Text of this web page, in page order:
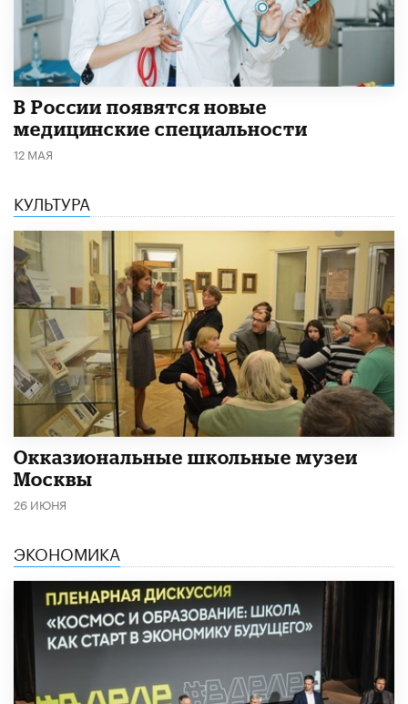
В России появятся новые
медицинские специальности
12 МАЯ
КУЛЬТУРА
​Окказиональные школьные музеи
Москвы
26 ИЮНЯ
ЭКОНОМИКА